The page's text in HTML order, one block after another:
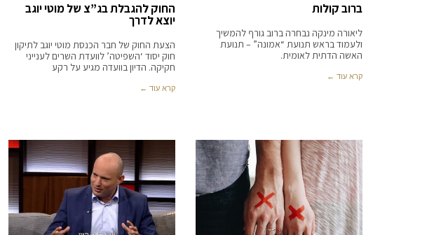
ברוב קולות
ליאורה מינקה נבחרה ברוב גורף להמשיך
ולעמוד בראש תנועת “אמונה” – תנועת
האשה הדתית לאומית.
קרא עוד ←
החוק להגבלת בג”צ של מוטי יוגב
יוצא לדרך
הצעת החוק של חבר הכנסת מוטי יוגב לתיקון
חוק יסוד ‘השפיטה’ לוועדת השרים לענייני
חקיקה. הדיון בוועדה מגיע על רקע
קרא עוד ←